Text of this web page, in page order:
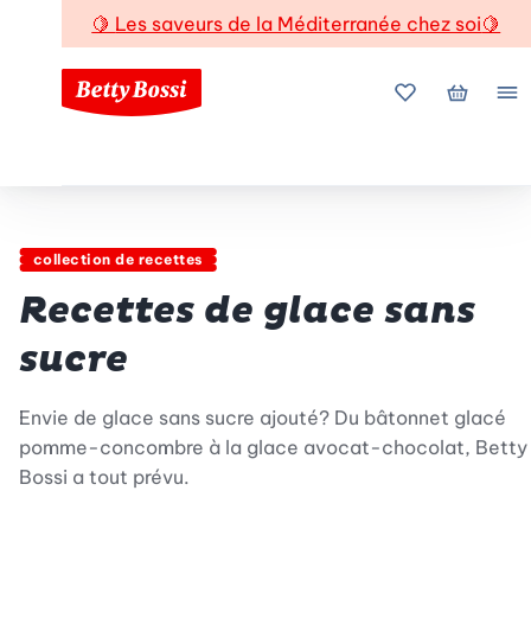
🍋 Les saveurs de la Méditerranée chez soi🍋
Mes favoris
Mon
collection de recettes
Recettes de glace sans
sucre
Envie de glace sans sucre ajouté? Du bâtonnet glacé
pomme-concombre à la glace avocat-chocolat, Betty
Bossi a tout prévu.